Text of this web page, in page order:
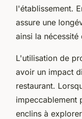
l'établissement.
assure une
ainsi la
L'utilisation de
avoir un impact
restaurant.
impeccablement
enclins à